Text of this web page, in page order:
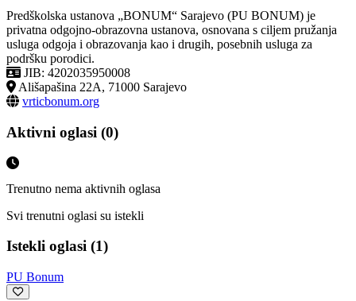
Predškolska ustanova „BONUM“ Sarajevo (PU BONUM) je
privatna odgojno-obrazovna ustanova, osnovana s ciljem pružanja
usluga odgoja i obrazovanja kao i drugih, posebnih usluga za
podršku porodici.
JIB: 4202035950008
Ališapašina 22A, 71000 Sarajevo
vrticbonum.org
Aktivni oglasi (0)
Trenutno nema aktivnih oglasa
Svi trenutni oglasi su istekli
Istekli oglasi (1)
PU Bonum